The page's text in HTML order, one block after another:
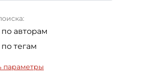
авторам
тегам
параметры